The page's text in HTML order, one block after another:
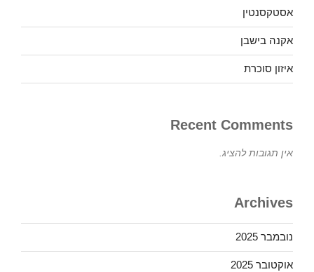
אסטקסנטין
אקנה בישבן
איזון סוכרת
Recent Comments
אין תגובות להציג.
Archives
נובמבר 2025
אוקטובר 2025